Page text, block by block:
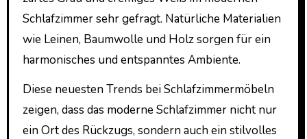
Schlafzimmer sehr gefragt. Natürliche Materialien
wie Leinen, Baumwolle und Holz sorgen für ein
harmonisches und entspanntes Ambiente.
Diese neuesten Trends bei Schlafzimmermöbeln
zeigen, dass das moderne Schlafzimmer nicht nur
ein Ort des Rückzugs, sondern auch ein stilvolles